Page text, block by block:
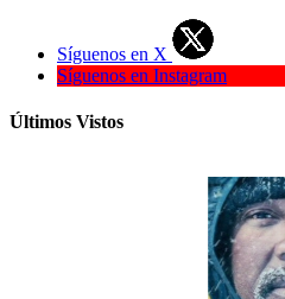
Síguenos en X
Síguenos en Instagram
Últimos Vistos